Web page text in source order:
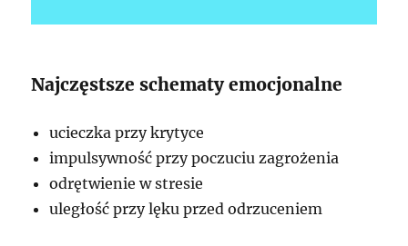
Najczęstsze schematy emocjonalne
ucieczka przy krytyce
impulsywność przy poczuciu zagrożenia
odrętwienie w stresie
uległość przy lęku przed odrzuceniem